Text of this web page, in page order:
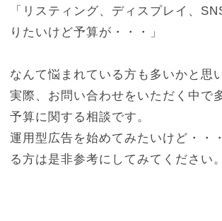
「リスティング、ディスプレイ、
りたいけど予算が・・・」
なんて悩まれている方も多いかと思
実際、お問い合わせをいただく中で
予算に関する相談です。
運用型広告を始めてみたいけど・・
る方は是非参考にしてみてください。